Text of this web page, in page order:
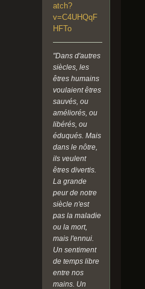
atch?
v=C4UHQqF
HFTo
"Dans d'autres
siècles, les
êtres humains
voulaient êtres
sauvés, ou
améliorés, ou
libérés, ou
éduqués. Mais
dans le nôtre,
ils veulent
êtres divertis.
La grande
peur de notre
siècle n'est
pas la maladie
ou la mort,
mais l'ennui.
Un sentiment
de temps libre
entre nos
mains. Un